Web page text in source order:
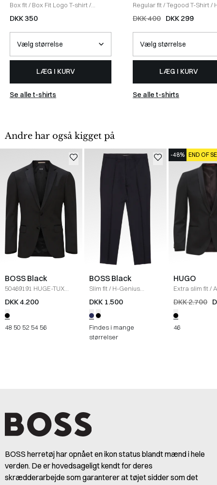
Box fit/ Box Fit Logo T-shirt/
WHITE
DKK 350
LÆG I KURV
Se alle t-shirts
Regular fit/Tegood T-Shirt/
DKK 400 DKK 299
LÆG I KURV
Se alle t-shirts
Andre har også kigget på
BOSS Black
50469191 HUGE-TUX
JAKKE (050)
DKK 4.200
48 50 52 54 56
BOSS Black
Slim fit/ H-Genius
Habitbukser
DKK 1.500
Findes i mange
størrelser
-48% END OF
HUGO
Extra slim fit/
Smoking
DKK 2.700
46
BOSS herretøj har opnået en ikon status blandt mænd i hele
verden. De er hovedsageligt kendt for deres
skrædderarbejde som garanterer at tøjet sidder som det